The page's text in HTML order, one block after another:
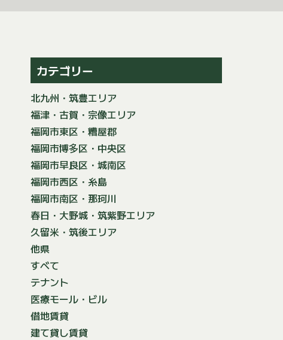
カテゴリー
北九州・筑豊エリア
福津・古賀・宗像エリア
福岡市東区・糟屋郡
福岡市博多区・中央区
福岡市早良区・城南区
福岡市西区・糸島
福岡市南区・那珂川
春日・大野城・筑紫野エリア
久留米・筑後エリア
他県
すべて
テナント
医療モール・ビル
借地賃貸
建て貸し賃貸